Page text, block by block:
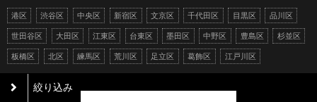
絞り込み
港区 渋谷区 中央区 新宿区 文京区 千代田区 目黒区 品川区
世田谷区 大田区 江東区 台東区 墨田区 中野区 豊島区 杉並区
板橋区 北区 練馬区 荒川区 足立区 葛飾区 江戸川区